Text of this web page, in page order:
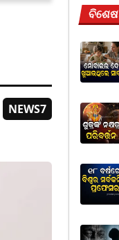
NEWS7
ବିଶେଷ